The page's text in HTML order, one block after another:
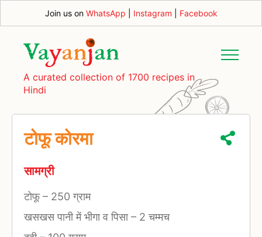
Join us on WhatsApp Instagram Facebook
A curated collection of 1700 recipes in
Hindi
टोफू कोरमा
सामग्री
टोफू– 250 ग्राम
खसखस पानी में भीगा व पिसा– 2 चम्मच